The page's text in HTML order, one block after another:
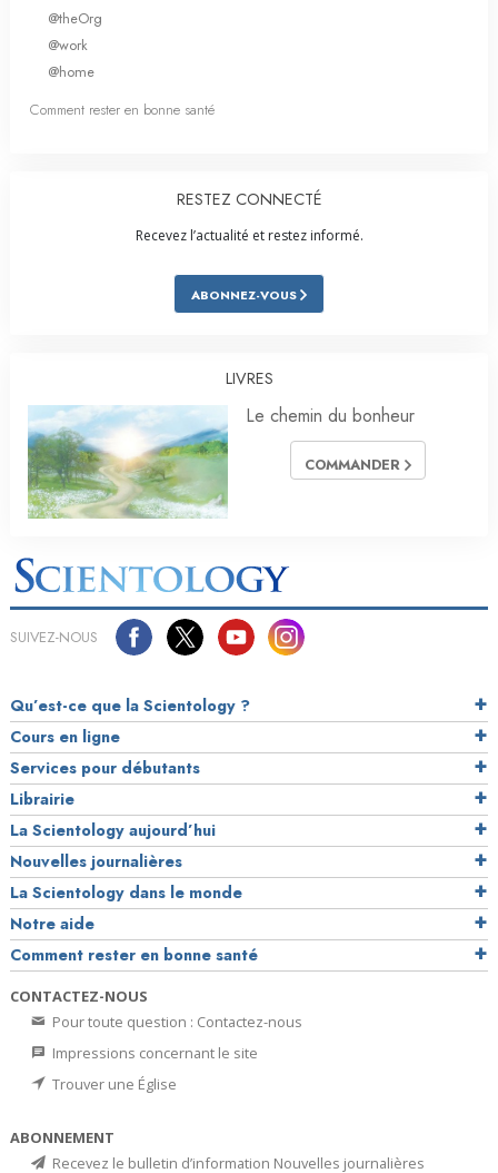
@theOrg
@work
@home
Comment rester en bonne santé
RESTEZ CONNECTÉ
Recevez l’actualité et restez informé.
ABONNEZ-VOUS
LIVRES
Le chemin du bonheur
COMMANDER
SUIVEZ-NOUS
Qu’est-ce que la Scientology ?
Cours en ligne
Services pour débutants
Librairie
La Scientology aujourd’hui
Nouvelles journalières
La Scientology dans le monde
Notre aide
Comment rester en bonne santé
CONTACTEZ-NOUS
Pour toute question : Contactez-nous
Impressions concernant le site
Trouver une Église
ABONNEMENT
Recevez le bulletin d’information Nouvelles journalières